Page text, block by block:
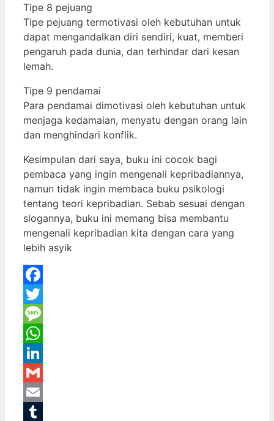
Tipe 8 pejuang
Tipe pejuang termotivasi oleh kebutuhan untuk
dapat mengandalkan diri sendiri, kuat, memberi
pengaruh pada dunia, dan terhindar dari kesan
lemah.
Tipe 9 pendamai
Para pendamai dimotivasi oleh kebutuhan untuk
menjaga kedamaian, menyatu dengan orang lain
dan menghindari konflik.
Kesimpulan dari saya, buku ini cocok bagi
pembaca yang ingin mengenali kepribadiannya,
namun tidak ingin membaca buku psikologi
tentang teori kepribadian. Sebab sesuai dengan
slogannya, buku ini memang bisa membantu
mengenali kepribadian kita dengan cara yang
lebih asyik
Facebook
Twitter
Message
WhatsApp
LinkedIn
Gmail
Email